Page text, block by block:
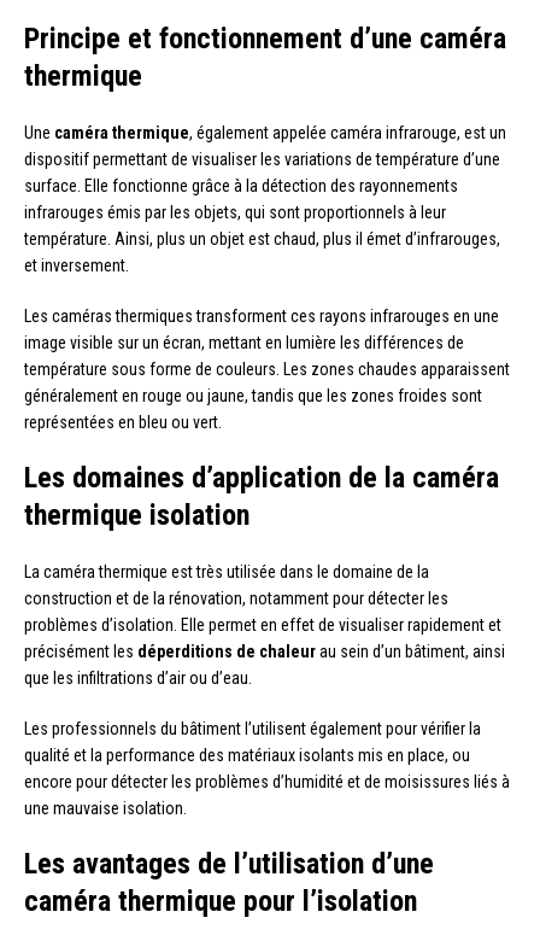
Principe et fonctionnement d’une caméra
thermique
Une caméra thermique, également appelée caméra infrarouge, est un
dispositif permettant de visualiser les variations de température d’une
surface. Elle fonctionne grâce à la détection des rayonnements
infrarouges émis par les objets, qui sont proportionnels à leur
température. Ainsi, plus un objet est chaud, plus il émet d’infrarouges,
et inversement.
Les caméras thermiques transforment ces rayons infrarouges en une
image visible sur un écran, mettant en lumière les différences de
température sous forme de couleurs. Les zones chaudes apparaissent
généralement en rouge ou jaune, tandis que les zones froides sont
représentées en bleu ou vert.
Les domaines d’application de la caméra
thermique isolation
La caméra thermique est très utilisée dans le domaine de la
construction et de la rénovation, notamment pour détecter les
problèmes d’isolation. Elle permet en effet de visualiser rapidement et
précisément les déperditions de chaleurau sein d’un bâtiment, ainsi
que les infiltrations d’air ou d’eau.
Les professionnels du bâtiment l’utilisent également pour vérifier la
qualité et la performance des matériaux isolants mis en place, ou
encore pour détecter les problèmes d’humidité et de moisissures liés à
une mauvaise isolation.
Les avantages de l’utilisation d’une
caméra thermique pour l’isolation